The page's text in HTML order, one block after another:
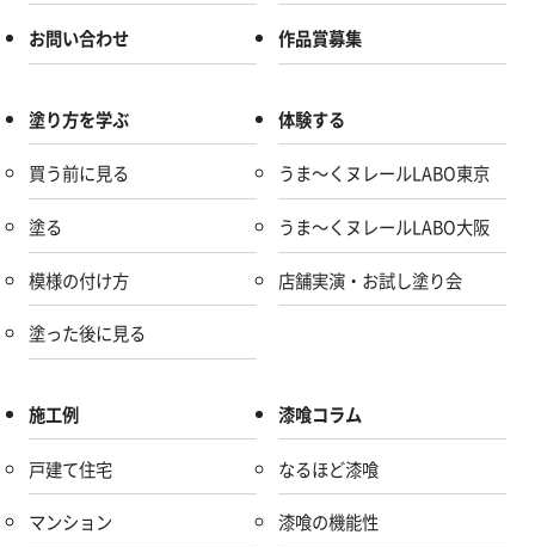
お問い合わせ 作品賞募集
塗り方を学ぶ
買う前に見る
塗る
模様の付け方
塗った後に見る
体験する
うま～くヌレールLABO東京
うま～くヌレールLABO大阪
店舗実演・お試し塗り会
施工例
戸建て住宅
マンション
漆喰コラム
なるほど漆喰
漆喰の機能性